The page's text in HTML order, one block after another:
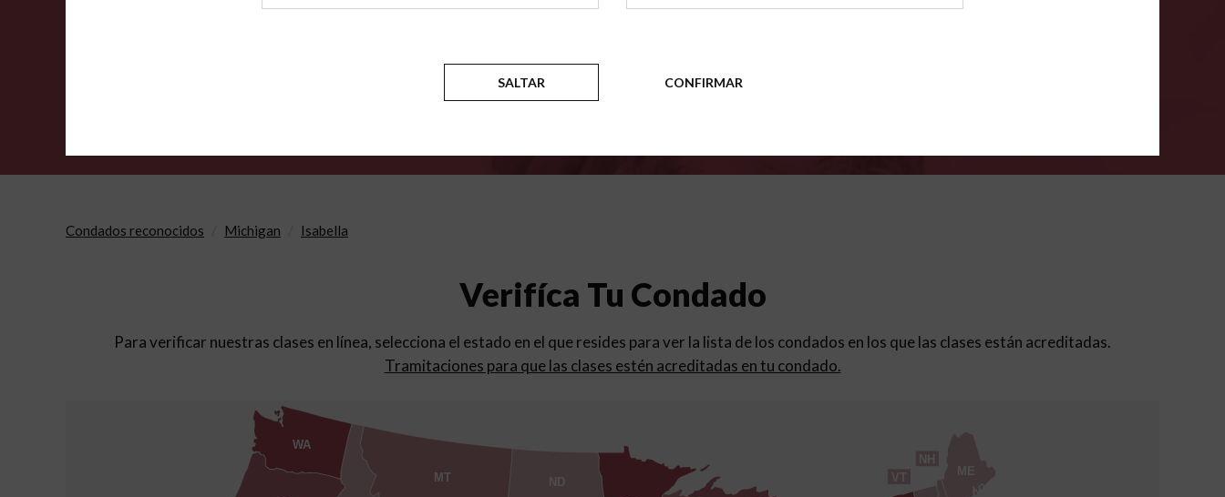
Condados reconocidos Michigan Isabella
Verifíca Tu Condado
Para verificar nuestras clases en línea, selecciona el estado en el que resides para ver la lista de los condados en los que las clases están acreditadas.
Tramitaciones para que las clases estén acreditadas en tu condado.
ME
MT
NH
ND VT
WA
SALTAR CONFIRMAR